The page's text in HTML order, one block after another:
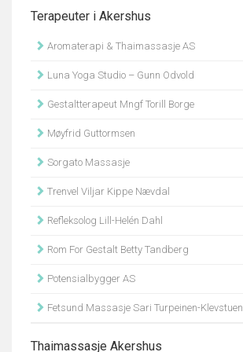
Terapeuter i Akershus
Aromaterapi & Thaimassasje AS
Luna Yoga Studio – Gunn Odvold
Gestaltterapeut Mngf Torill Borge
Møyfrid Guttormsen
Sorgato Massasje
Trenvel Viljar Kippe Nævdal
Refleksolog Lill-Helén Dahl
Rom For Gestalt Betty Tandberg
Potensialbygger AS
Fetsund Massasje Sari Turpeinen-Klevstuen
Thaimassasje Akershus